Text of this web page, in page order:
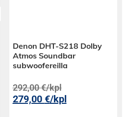
Denon DHT-S218 Dolby
Atmos Soundbar
subwoofereilla
292,00€/kpl
279,00 €/kpl